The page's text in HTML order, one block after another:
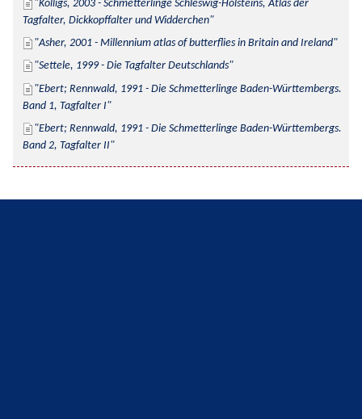
Kolligs, 2003 - Schmetterlinge Schleswig-Holsteins, Atlas der
Tagfalter, Dickkopffalter und Widderchen
Asher, 2001 - Millennium atlas of butterflies in Britain and Ireland
Settele, 1999 - Die Tagfalter Deutschlands
Ebert; Rennwald, 1991 - Die Schmetterlinge Baden-Württembergs.
Band 1, Tagfalter I
Ebert; Rennwald, 1991 - Die Schmetterlinge Baden-Württembergs.
Band 2, Tagfalter II